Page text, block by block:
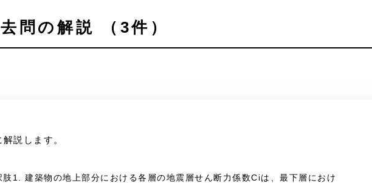
問の解説 （3件）
解説します。
肢1. 建築物の地上部分における各層の地震層せん断力係数Ciは、最下層におけ